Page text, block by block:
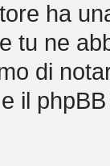
ha
tu ne
di
il